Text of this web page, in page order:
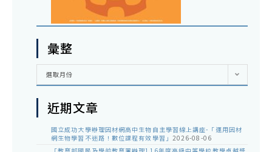
彙整
彙
選取月份
近期文章
國立成功大學辦理因材網高中生物自主學習線上講座-「運用因材
網生物學習不迷路！數位課程有效學習」 2026-08-06